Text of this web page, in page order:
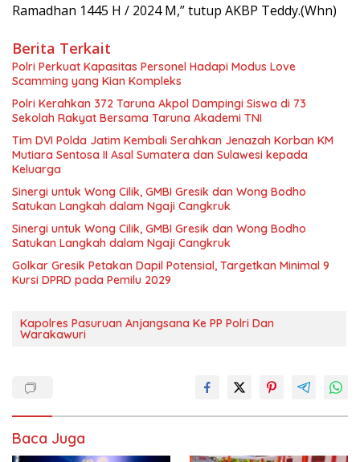
Ramadhan 1445 H / 2024 M,” tutup AKBP Teddy.(Whn)
Berita Terkait
Polri Perkuat Kapasitas Personel Hadapi Modus Love
Scamming yang Kian Kompleks
Polri Kerahkan 372 Taruna Akpol Dampingi Siswa di 73
Sekolah Rakyat Bersama Taruna Akademi TNI
Tim DVI Polda Jatim Kembali Serahkan Jenazah Korban KM
Mutiara Sentosa II Asal Sumatera dan Sulawesi kepada
Keluarga
Sinergi untuk Wong Cilik, GMBI Gresik dan Wong Bodho
Satukan Langkah dalam Ngaji Cangkruk
Sinergi untuk Wong Cilik, GMBI Gresik dan Wong Bodho
Satukan Langkah dalam Ngaji Cangkruk
Golkar Gresik Petakan Dapil Potensial, Targetkan Minimal 9
Kursi DPRD pada Pemilu 2029
Kapolres Pasuruan Anjangsana Ke PP Polri Dan
Warakawuri
Baca Juga